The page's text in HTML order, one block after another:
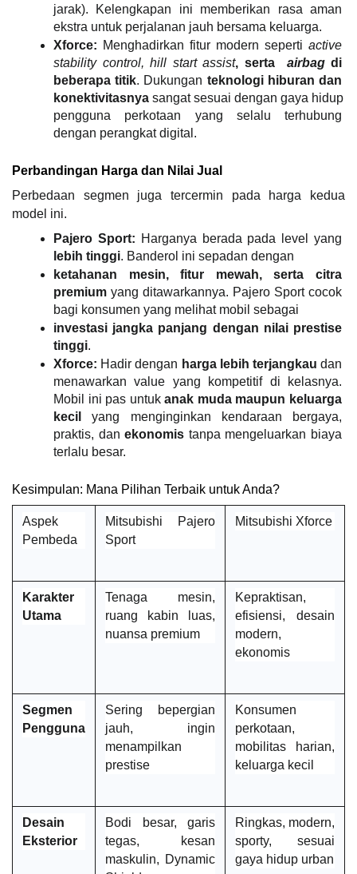
jarak). Kelengkapan ini memberikan rasa aman
ekstra untuk perjalanan jauh bersama keluarga.
Xforce: Menghadirkan fitur modern seperti active
stability control, hill start assist, serta airbag di
beberapa titik. Dukungan teknologi hiburan dan
konektivitasnya sangat sesuai dengan gaya hidup
pengguna perkotaan yang selalu terhubung
dengan perangkat digital.
Perbandingan Harga dan Nilai Jual
Perbedaan segmen juga tercermin pada harga kedua
model ini.
Pajero Sport:
lebih tinggi. Banderol ini sepadan dengan
ketahanan mesin, fitur mewah, serta citra
premium yang ditawarkannya. Pajero Sport cocok
bagi konsumen yang melihat mobil sebagai
investasi jangka panjang dengan nilai prestise
tinggi.
Xforce: Hadir dengan harga lebih terjangkau dan
menawarkan value yang kompetitif di kelasnya.
Mobil ini pas untuk anak muda maupun keluarga
kecil
yang menginginkan kendaraan bergaya,
praktis, dan ekonomis tanpa mengeluarkan biaya
terlalu besar.
Kesimpulan: Mana Pilihan Terbaik untuk Anda?
Aspek
Pembeda
Mitsubishi Pajero
Sport
Mitsubishi Xforce
Karakter
Utama
Tenaga mesin,
ruang kabin luas,
nuansa premium
Kepraktisan,
efisiensi, desain
modern,
ekonomis
Segmen
Pengguna
Sering bepergian
jauh, ingin
menampilkan
prestise
Konsumen
perkotaan,
mobilitas harian,
keluarga kecil
Desain
Eksterior
Bodi besar, garis
tegas, kesan
maskulin, Dynamic
Ringkas, modern,
sporty, sesuai
gaya hidup urban